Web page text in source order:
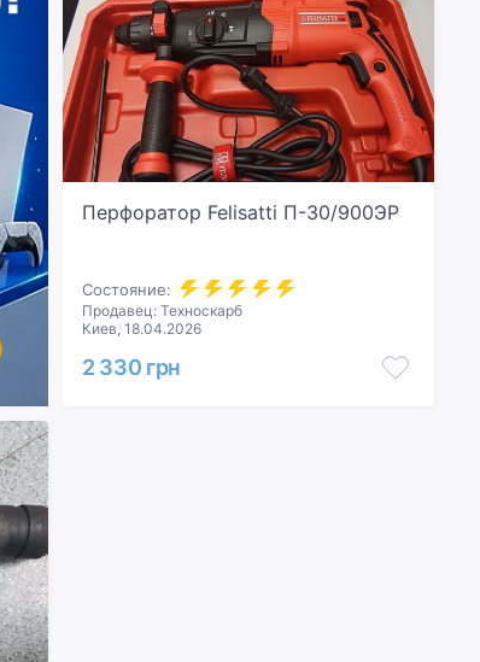
Перфоратор Felisatti П-30/900ЭР
Состояние:
Продавец: Техноскарб
Киев, 18.04.2026
2 330 грн